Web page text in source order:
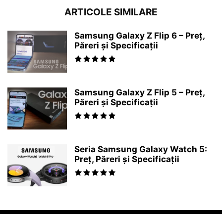
ARTICOLE SIMILARE
Samsung Galaxy Z Flip 6 – Preț,
Păreri și Specificații
Samsung Galaxy Z Flip 5 – Preț,
Păreri și Specificații
Seria Samsung Galaxy Watch 5:
Preț, Păreri și Specificații